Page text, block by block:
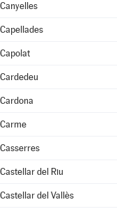
Canyelles
Capellades
Capolat
Cardedeu
Cardona
Carme
Casserres
Castellar del Riu
Castellar del Vallès